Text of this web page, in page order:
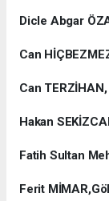
Dicle Abgar
Can
Can TERZİHAN,
Hakan
Fatih Sultan
Ferit